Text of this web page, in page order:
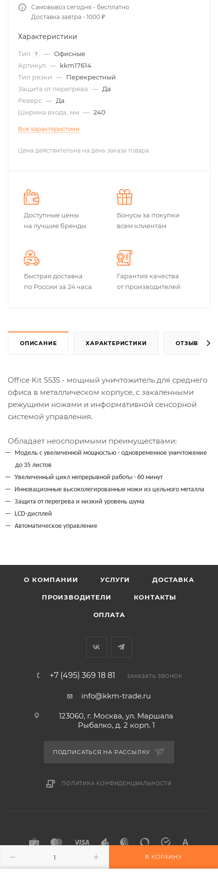
В КОРЗИНУ
Самовывоз сегодня - бесплатно
Доставка завтра - 1000 ₽
Характеристики
Тип ? — Офисные
Артикул — kkm17614
Тип резки — Перекрестный
Защита от перегрева — Да
Реверс — Да
Ширина входа, мм — 240
Все характеристики
Цена действительна на день заказа товара
Доступные цены
на лучшие бренды
Бонусы за покупки
всем клиентам
Быстрая доставка
по России за 24 часа
Гарантия качества
от производителей
ОПИСАНИЕ ХАРАКТЕРИСТИКИ ОТЗЫВЫ
Office Kit S535 - мощный уничтожитель для среднего
офиса в металлическом корпусе, с закаленными
режущими ножами и информативной сенсорной
системой управления.
Обладает неоспоримыми преимуществами:
Модель с увеличенной мощностью - одновременное уничтожение
до 35 листов
Увеличенный цикл непрерывной работы - 60 минут
Инновационные высоколегированные ножи из цельного металла
Защита от перегрева и низкий уровень шума
LCD-дисплей
Автоматическое управление
О КОМПАНИИ УСЛУГИ ДОСТАВКА
ПРОИЗВОДИТЕЛИ КОНТАКТЫ
ОПЛАТА
+7 (495) 369 18 81 ЗАКАЗАТЬ ЗВОНОК
info@kkm-trade.ru
123060, г. Москва, ул. Маршала
Рыбалко, д. 2 корп. 1
ПОДПИСАТЬСЯ НА РАССЫЛКУ
ПОЛИТИКА КОНФИДЕНЦИАЛЬНОСТИ
2015-2026 © KKM-TRADE